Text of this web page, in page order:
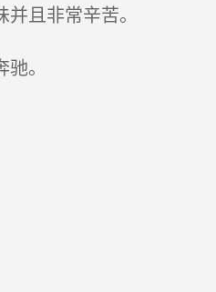
且非常辛苦。
。